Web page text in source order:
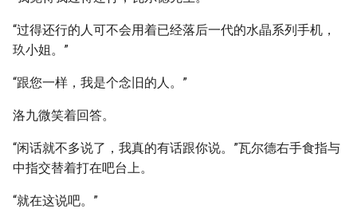
“过得还行的人可不会用着已经落后一代的水晶系列手机，
玖小姐。”
“跟您一样，我是个念旧的人。”
洛九微笑着回答。
“闲话就不多说了，我真的有话跟你说。”瓦尔德右手食指与
中指交替着打在吧台上。
“就在这说吧。”